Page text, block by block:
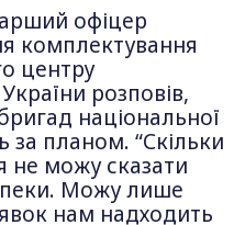
офіцер
комплектування
центру
розповів,
національної
за планом. “Скільки
не можу сказати
Можу лише
нам надходить